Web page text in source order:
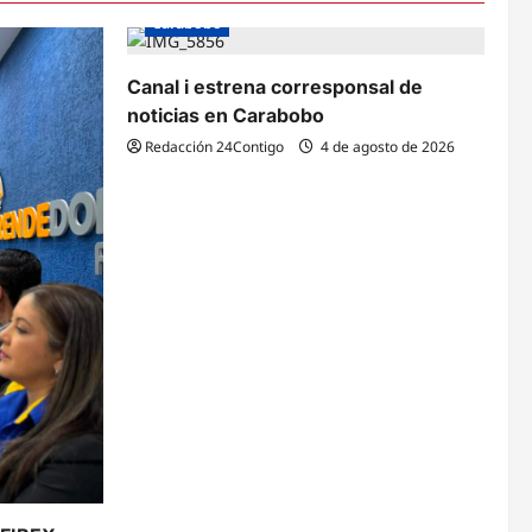
Carabobo
Canal i estrena corresponsal de
noticias en Carabobo
Redacción 24Contigo 4 de agosto de 2026